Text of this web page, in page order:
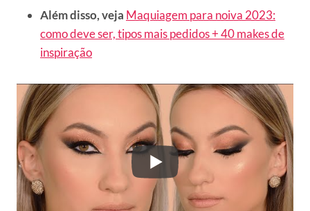
Além disso, veja Maquiagem para noiva 2023:
como deve ser, tipos mais pedidos + 40 makes de
inspiração